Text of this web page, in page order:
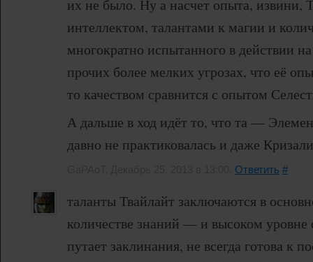
их не было. Ну а насчет опыта, извини,
интеллектом, талантами к магии и
многократно испытанного в действии
прочих более мелких угрозах, что её
то качеством сравнится с опытом
А дальше в ход идёт то, что та —
давно не практиковалась и даже
Ответить #
таланты Твайлайт заключаются в
количестве знаний — и высоком
путает заклинания, не всегда готова к